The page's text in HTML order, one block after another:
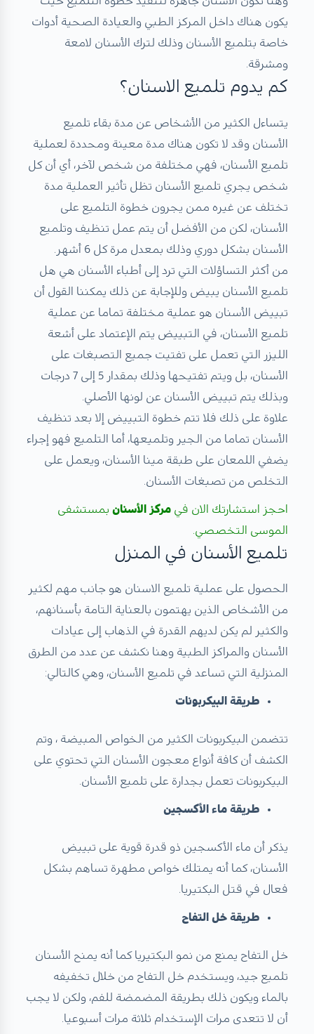
يكون هناك داخل المركز الطبي والعيادة الصحية أدوات
خاصة بتلميع الأسنان وذلك لترك الأسنان لامعة
ومشرقة.
كم يدوم تلميع الاسنان؟
يتساءل الكثير من الأشخاص عن مدة بقاء تلميع
الأسنان وقد لا تكون هناك مدة معينة ومحددة لعملية
تلميع الأسنان، فهي مختلفة من شخص لآخر، أي أن كل
شخص يجري تلميع الأسنان تظل تأثير العملية مدة
تختلف عن غيره ممن يجرون خطوة التلميع على
الأسنان، لكن من الأفضل أن يتم عمل تنظيف وتلميع
الأسنان بشكل دوري وذلك بمعدل مرة كل 6 أشهر.
من أكثر التساؤلات التي ترد إلى أطباء الأسنان هي هل
تلميع الأسنان يبيض وللإجابة عن ذلك يمكننا القول أن
تبييض الأسنان هو عملية مختلفة تماما عن عملية
تلميع الأسنان، في التبييض يتم الإعتماد على أشعة
الليزر التي تعمل على تفتيت جميع التصبغات على
الأسنان، بل ويتم تفتيحها وذلك بمقدار 5 إلى 7 درجات
وبذلك يتم تبييض الأسنان عن لونها الأصلي.
علاوة على ذلك فلا تتم خطوة التبييض إلا بعد تنظيف
الأسنان تماما من الجير وتلميعها، أما التلميع فهو إجراء
يضفي اللمعان على طبقة مينا الأسنان، ويعمل على
التخلص من تصبغات الأسنان.
احجز استشارتك الان في مركز الأسنانبمستشفى
الموسى التخصصي.
تلميع الأسنان في المنزل
الحصول على عملية تلميع الاسنان هو جانب مهم لكثير
من الأشخاص الذين يهتمون بالعناية التامة بأسنانهم،
والكثير لم يكن لديهم القدرة في الذهاب إلى عيادات
الأسنان والمراكز الطبية وهنا نكشف عن عدد من الطرق
المنزلية التي تساعد في تلميع الأسنان، وهي كالتالي:
طريقة البيكربونات
تتضمن البيكربونات الكثير من الخواص المبيضة ، وتم
الكشف أن كافة أنواع معجون الأسنان التي تحتوي على
البيكربونات تعمل بجدارة على تلميع الأسنان.
طريقة ماء الأكسجين
يذكر أن ماء الأكسجين ذو قدرة قوية على تبييض
الأسنان، كما أنه يمتلك خواص مطهرة تساهم بشكل
فعال في قتل البكتيريا.
طريقة خل التفاح
خل التفاح يمنع من نمو البكتيريا كما أنه يمنح الأسنان
تلميع جيد، ويستخدم خل التفاح من خلال تخفيفه
بالماء ويكون ذلك بطريقة المضمضة للفم، ولكن لا يجب
أن لا تتعدى مرات الإستخدام ثلاثة مرات أسبوعيا.